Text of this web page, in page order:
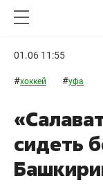
01.06 11:55
#хоккей #уфа
сидеть